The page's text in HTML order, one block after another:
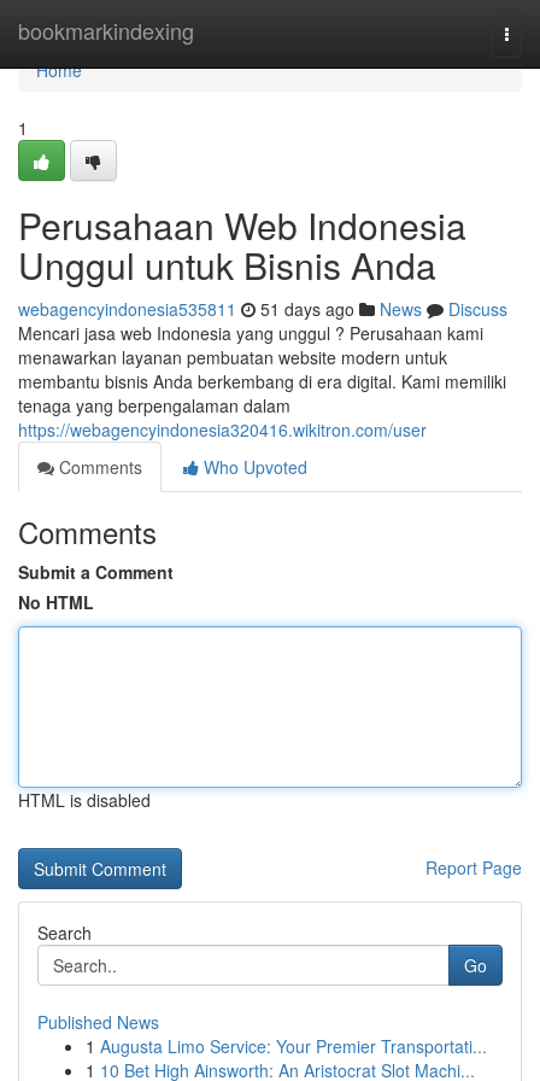
bookmarkindexing
Home
Home
1
Perusahaan Web Indonesia
Unggul untuk Bisnis Anda
webagencyindonesia535811 51 days ago News
Discuss
Mencari jasa web Indonesia yang unggul ? Perusahaan kami
menawarkan layanan pembuatan website modern untuk
membantu bisnis Anda berkembang di era digital. Kami memiliki
tenaga yang berpengalaman dalam
https://webagencyindonesia320416.wikitron.com/user
Comments
Who Upvoted
Comments
Submit a Comment
No HTML
HTML is disabled
Report Page
Search
Go
Published News
1 Augusta Limo Service: Your Premier Transportati...
1 10 Bet High Ainsworth: An Aristocrat Slot Machi...